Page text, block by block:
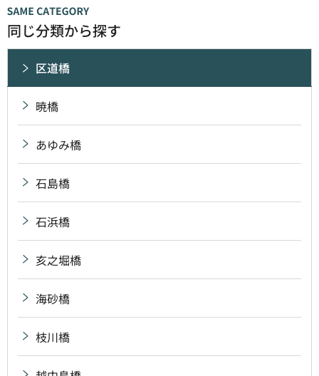
同じ分類から探す
区道橋
暁橋
あゆみ橋
石島橋
石浜橋
亥之堀橋
海砂橋
枝川橋